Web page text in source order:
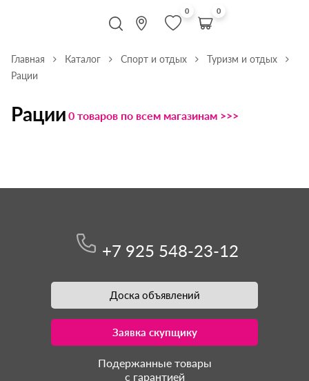
0 0
Главная Каталог Спорт и отдых
Туризм и отдых
Рации
Рации 0 товаров по всем магазинам >>>
+7 925 548-23-12
Доска объявлений
Заявка скупщику
Подержанные товары
с гарантией